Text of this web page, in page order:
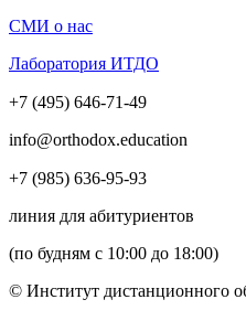
СМИ о нас
Лаборатория ИТДО
+7 (495) 646-71-49
info@orthodox.education
+7 (985) 636-95-93
линия для абитуриентов
(по будням с 10:00 до 18:00)
© Институт дистанционного